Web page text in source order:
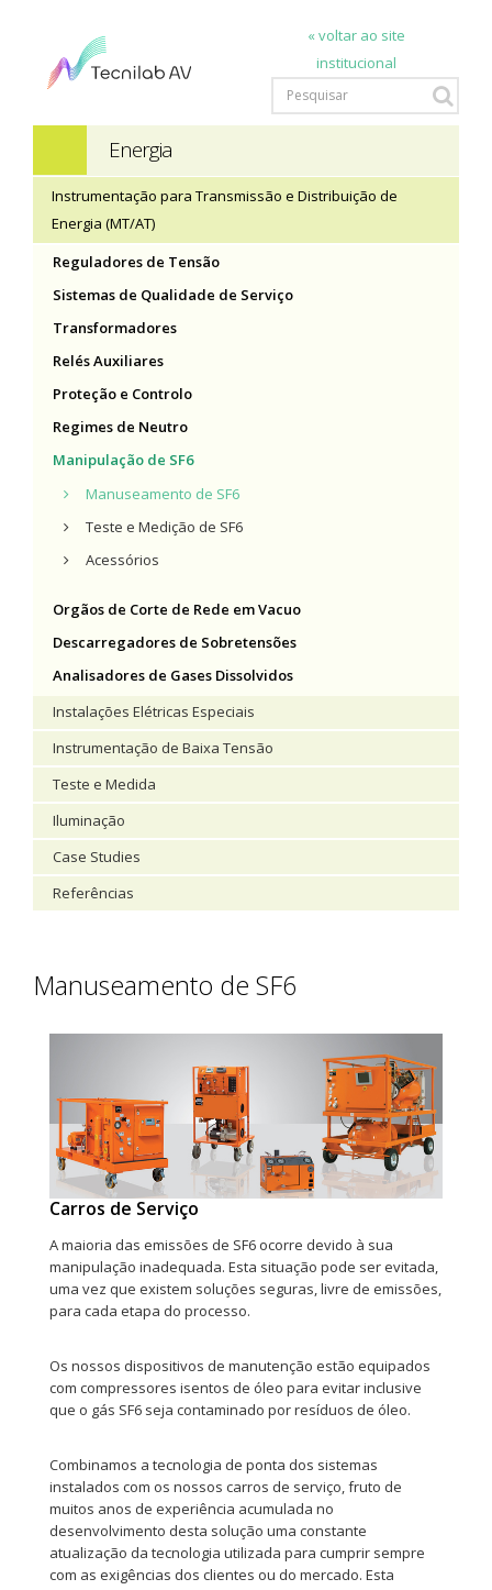
« voltar ao site
institucional
Energia
Instrumentação para Transmissão e Distribuição de
Energia (MT/AT)
Reguladores de Tensão
Sistemas de Qualidade de Serviço
Transformadores
Relés Auxiliares
Proteção e Controlo
Regimes de Neutro
Manipulação de SF6
Manuseamento de SF6
Teste e Medição de SF6
Acessórios
Orgãos de Corte de Rede em Vacuo
Descarregadores de Sobretensões
Analisadores de Gases Dissolvidos
Instalações Elétricas Especiais
Instrumentação de Baixa Tensão
Teste e Medida
Iluminação
Case Studies
Referências
Manuseamento de SF6
Carros de Serviço
A maioria das emissões de SF6 ocorre devido à sua
manipulação inadequada. Esta situação pode ser evitada,
uma vez que existem soluções seguras, livre de emissões,
para cada etapa do processo.
Os nossos dispositivos de manutenção estão equipados
com compressores isentos de óleo para evitar inclusive
que o gás SF6 seja contaminado por resíduos de óleo.
Combinamos a tecnologia de ponta dos sistemas
instalados com os nossos carros de serviço, fruto de
muitos anos de experiência acumulada no
desenvolvimento desta solução uma constante
atualização da tecnologia utilizada para cumprir sempre
com as exigências dos clientes ou do mercado. Esta